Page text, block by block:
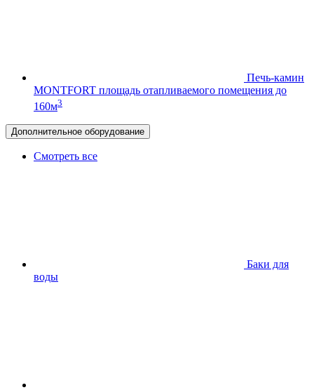
Печь-камин
MONTFORT площадь отапливаемого помещения до
160м3
Дополнительное оборудование
Смотреть все
Баки для
воды